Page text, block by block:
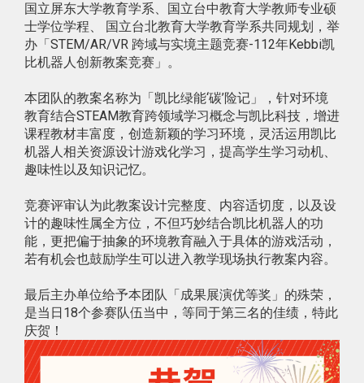
国立屏东大学教育学系、国立台中教育大学教师专业硕
士学位学程、 国立台北教育大学教育学系共同规划，举
办「STEM/AR/VR 跨域与实境主题竞赛-112年Kebbi凯
比机器人创新教案竞赛」。
本团队的教案名称为「凯比绿能‘碳’险记」，针对环境
教育结合STEAM教育跨领域学习概念与凯比科技，增进
课程教材丰富度，创造新颖的学习环境，灵活运用凯比
机器人相关资源设计游戏化学习，提高学生学习动机、
趣味性以及知识记忆。
竞赛评审认为此教案设计完整度、内容适切度，以及设
计的趣味性属全方位，不但巧妙结合凯比机器人的功
能，更把偏于抽象的环境教育融入于具体的游戏活动，
若有机会也鼓励学生可以进入教学现场执行教案内容。
最后主办单位给予本团队「成果展演优等奖」的殊荣，
是当日18个参赛队伍当中，等同于第三名的佳绩，特此
庆贺！